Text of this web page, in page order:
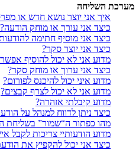
מערכת השליחה
איך אני יוצר נושא חדש או
כיצד אני עורך או מוחק הודעה?
כיצד אני מוסיף חתימה
כיצד אני יוצר סקר?
מדוע אני לא יכול להוסיף
כיצד אני ערוך או מוחק סקר?
מדוע איני יכול להיכנס לפורום?
מדוע אני לא יכול לצרף קבצים?
מדוע קיבלתי אזהרה?
כיצד ניתן לדווח למנהל על
מהו כפתור ה“שמור” בשליחת
מדוע הודעותיי צריכות לקבל
כיצד אני יכול להקפיץ את